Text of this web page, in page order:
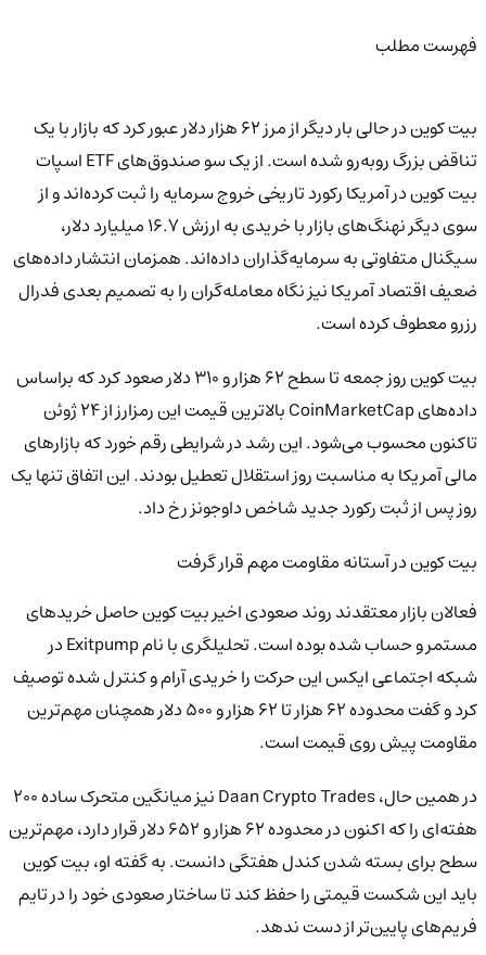
فهرست مطلب
بیت کوین در حالی بار دیگر از مرز ۶۲ هزار دلار عبور کرد که بازار با یک
تناقض بزرگ روبه‌رو شده است. از یک سو صندوق‌های ETF اسپات
بیت کوین در آمریکا رکورد تاریخی خروج سرمایه را ثبت کرده‌اند و از
سوی دیگر نهنگ‌های بازار با خریدی به ارزش ۱۶.۷ میلیارد دلار،
سیگنال متفاوتی به سرمایه‌گذاران داده‌اند. همزمان انتشار داده‌های
ضعیف اقتصاد آمریکا نیز نگاه معامله‌گران را به تصمیم بعدی فدرال
رزرو معطوف کرده است.
بیت کوین روز جمعه تا سطح ۶۲ هزار و ۳۱۰ دلار صعود کرد که براساس
داده‌های CoinMarketCap بالاترین قیمت این رمزارز از ۲۴ ژوئن
تاکنون محسوب می‌شود. این رشد در شرایطی رقم خورد که بازارهای
مالی آمریکا به مناسبت روز استقلال تعطیل بودند. این اتفاق تنها یک
روز پس از ثبت رکورد جدید شاخص داوجونز رخ داد.
بیت کوین در آستانه مقاومت مهم قرار گرفت
فعالان بازار معتقدند روند صعودی اخیر بیت کوین حاصل خریدهای
مستمر و حساب شده بوده است. تحلیلگری با نام Exitpump در
شبکه اجتماعی ایکس این حرکت را خریدی آرام و کنترل شده توصیف
کرد و گفت محدوده ۶۲ هزار تا ۶۲ هزار و ۵۰۰ دلار همچنان مهم‌ترین
مقاومت پیش روی قیمت است.
در همین حال، Daan Crypto Trades نیز میانگین متحرک ساده ۲۰۰
هفته‌ای را که اکنون در محدوده ۶۲ هزار و ۶۵۲ دلار قرار دارد، مهم‌ترین
سطح برای بسته شدن کندل هفتگی دانست. به گفته او، بیت کوین
باید این شکست قیمتی را حفظ کند تا ساختار صعودی خود را در تایم
فریم‌های پایین‌تر از دست ندهد.